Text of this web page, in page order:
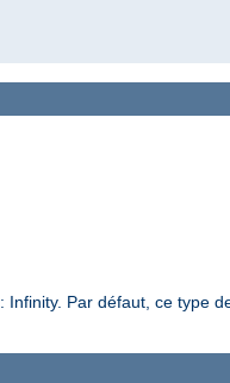
Infinity. Par défaut, ce type